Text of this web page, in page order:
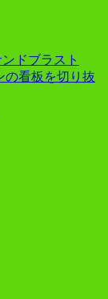
ドブラスト
の看板を切り抜